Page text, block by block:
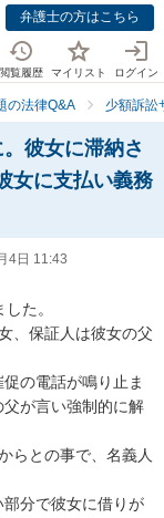
弁護士の方はこちら
閲覧履歴 マイリスト ログイン
の法律Q&A 少額訴訟
彼女に滞納さ
女に支払い義務
4日 11:43
た。
、保証人は彼女の父
の電話が鳴り止ま
が言い強制的に解
らとの事で、名義人
分で彼女に借りが